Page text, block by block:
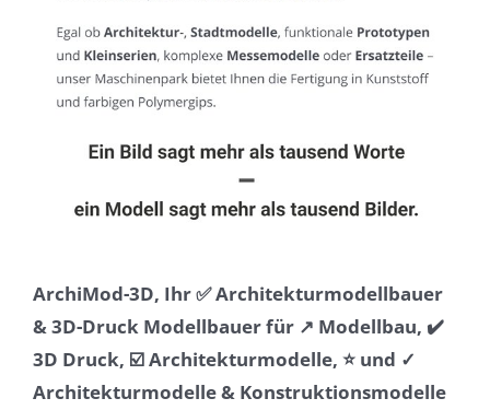
ArchiMod-3D, Ihr ✅ Architekturmodellbauer
& 3D-Druck Modellbauer für ↗️ Modellbau, ✔️
3D Druck, ☑️ Architekturmodelle, ⭐ und ✓
Architekturmodelle & Konstruktionsmodelle